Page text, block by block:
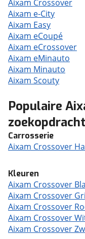
Aixam Crossover
Aixam e-City
Aixam Easy
Aixam eCoupé
Aixam eCrossover
Aixam eMinauto
Aixam Minauto
Aixam Scouty
Populaire
Carrosserie
Aixam Crossover
Kleuren
Aixam Crossover
Aixam Crossover
Aixam Crossover
Aixam Crossover
Aixam Crossover